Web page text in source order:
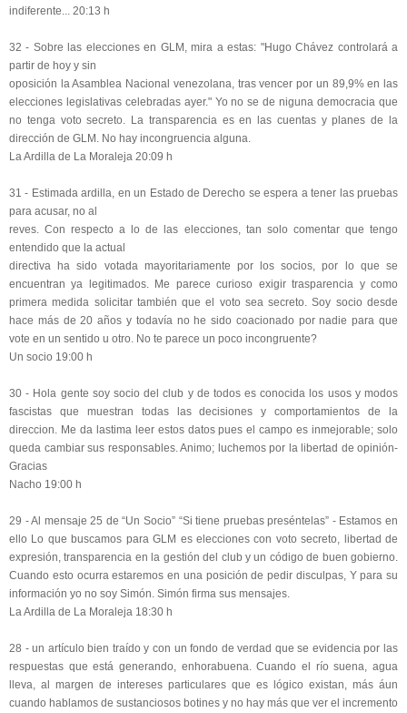
indiferente... 20:13 h
32 - Sobre las elecciones en GLM, mira a estas: "Hugo Chávez controlará a
partir de hoy y sin
oposición la Asamblea Nacional venezolana, tras vencer por un 89,9% en las
elecciones legislativas celebradas ayer." Yo no se de niguna democracia que
no tenga voto secreto. La transparencia es en las cuentas y planes de la
dirección de GLM. No hay incongruencia alguna.
La Ardilla de La Moraleja 20:09 h
31 - Estimada ardilla, en un Estado de Derecho se espera a tener las pruebas
para acusar, no al
reves. Con respecto a lo de las elecciones, tan solo comentar que tengo
entendido que la actual
directiva ha sido votada mayoritariamente por los socios, por lo que se
encuentran ya legitimados. Me parece curioso exigir trasparencia y como
primera medida solicitar también que el voto sea secreto. Soy socio desde
hace más de 20 años y todavía no he sido coacionado por nadie para que
vote en un sentido u otro. No te parece un poco incongruente?
Un socio 19:00 h
30 - Hola gente soy socio del club y de todos es conocida los usos y modos
fascistas que muestran todas las decisiones y comportamientos de la
direccion. Me da lastima leer estos datos pues el campo es inmejorable; solo
queda cambiar sus responsables. Animo; luchemos por la libertad de opinión-
Gracias
Nacho 19:00 h
29 - Al mensaje 25 de “Un Socio” “Si tiene pruebas preséntelas” - Estamos en
ello Lo que buscamos para GLM es elecciones con voto secreto, libertad de
expresión, transparencia en la gestión del club y un código de buen gobierno.
Cuando esto ocurra estaremos en una posición de pedir disculpas, Y para su
información yo no soy Simón. Simón firma sus mensajes.
La Ardilla de La Moraleja 18:30 h
28 - un artículo bien traído y con un fondo de verdad que se evidencia por las
respuestas que está generando, enhorabuena. Cuando el río suena, agua
lleva, al margen de intereses particulares que es lógico existan, más áun
cuando hablamos de sustanciosos botines y no hay más que ver el incremento